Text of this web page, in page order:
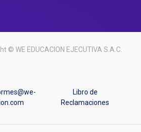
© WE EDUCACION EJECUTIVA S.A.C.
Libro de
Reclamaciones